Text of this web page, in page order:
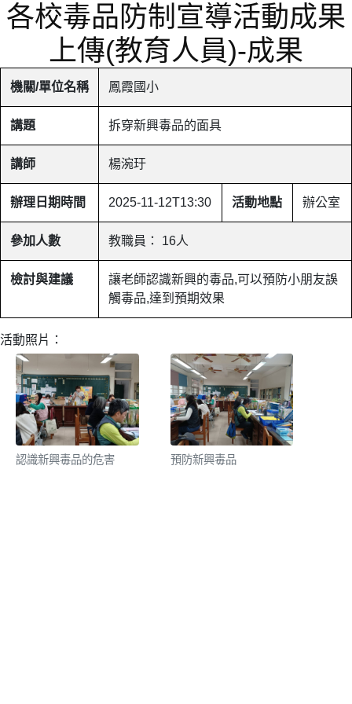
各校毒品防制宣導活動成果
上傳(教育人員)-成果
機關/單位名稱 鳳霞國小
講題 拆穿新興毒品的面具
講師 楊涴玗
辦理日期時間 2025-11-12T13:30 活動地點 辦公室
參加人數 教職員： 16人
檢討與建議
讓老師認識新興的毒品,可以預防小朋友誤
觸毒品,達到預期效果
活動照片：
認識新興毒品的危害 預防新興毒品